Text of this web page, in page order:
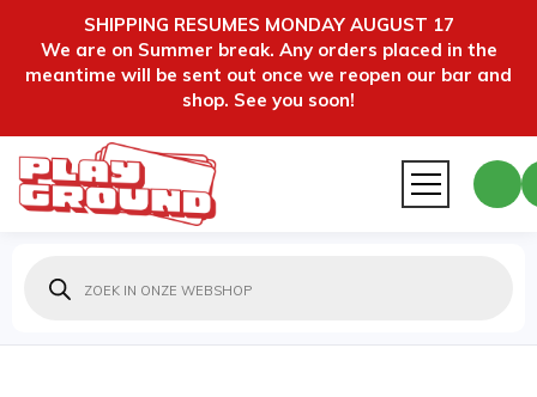
SHIPPING RESUMES MONDAY AUGUST 17
We are on Summer break. Any orders placed in the
meantime will be sent out once we reopen our bar and
shop. See you soon!
zoeken